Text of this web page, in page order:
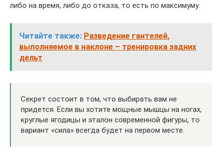
либо на время, либо до отказа, то есть по максимуму.
Читайте также: Разведение гантелей,
выполняемое в наклоне – тренировка задних
дельт
Секрет состоит в том, что выбирать вам не
придется. Если вы хотите мощные мышцы на ногах,
круглые ягодицы и эталон современной фигуры, то
вариант «сила» всегда будет на первом месте.